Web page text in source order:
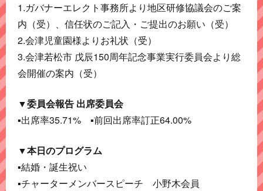
1.ガバナーエレクト事務所より地区研修協議会のご案
内（受）、信任状のご記入・ご提出のお願い（受）
2.会津児童園様よりお礼状（受）
3.会津若松市 戊辰150周年記念事業実行委員会より総
会開催の案内（受）
▼委員会報告 出席委員会
▪出席率35.71% ▪前回出席率訂正64.00%
▼本日のプログラム
▪結婚・誕生祝い
▪チャーターメンバースピーチ 小野木会員